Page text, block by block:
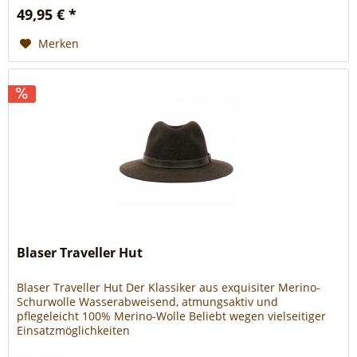
49,95 € *
Merken
Blaser Traveller Hut
Blaser Traveller Hut Der Klassiker aus exquisiter Merino-
Schurwolle Wasserabweisend, atmungsaktiv und
pflegeleicht 100% Merino-Wolle Beliebt wegen vielseitiger
Einsatzmöglichkeiten